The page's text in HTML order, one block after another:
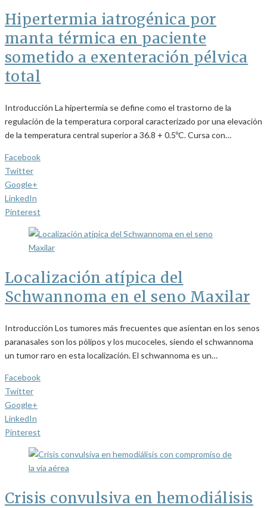
Hipertermia iatrogénica por
manta térmica en paciente
sometido a exenteración pélvica
total
Introducción La hipertermia se define como el trastorno de la
regulación de la temperatura corporal caracterizado por una elevación
de la temperatura central superior a 36.8 + 0.5ºC. Cursa con…
Facebook
Twitter
Google+
LinkedIn
Pinterest
Localización atípica del
Schwannoma en el seno Maxilar
Introducción Los tumores más frecuentes que asientan en los senos
paranasales son los pólipos y los mucoceles, siendo el schwannoma
un tumor raro en esta localización. El schwannoma es un…
Facebook
Twitter
Google+
LinkedIn
Pinterest
Crisis convulsiva en hemodiálisis